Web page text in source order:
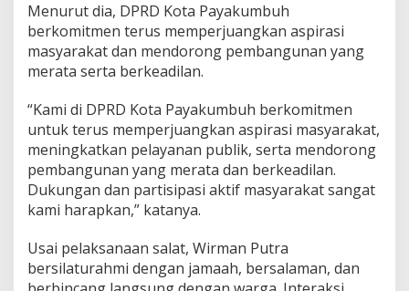
a
y
a
D
a
S
e
r
u
k
a
n
e
m
a
Menurut dia, DPRD Kota Payakumbuh
berkomitmen terus memperjuangkan aspirasi
masyarakat dan mendorong pembangunan yang
merata serta berkeadilan.
“Kami di DPRD Kota Payakumbuh berkomitmen
untuk terus memperjuangkan aspirasi masyarakat,
meningkatkan pelayanan publik, serta mendorong
pembangunan yang merata dan berkeadilan.
Dukungan dan partisipasi aktif masyarakat sangat
kami harapkan,” katanya.
Usai pelaksanaan salat, Wirman Putra
bersilaturahmi dengan jamaah, bersalaman, dan